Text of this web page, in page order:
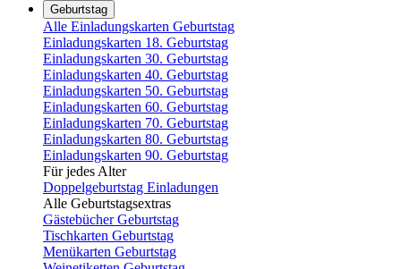
Geburtstag
Alle Einladungskarten Geburtstag
Einladungskarten 18. Geburtstag
Einladungskarten 30. Geburtstag
Einladungskarten 40. Geburtstag
Einladungskarten 50. Geburtstag
Einladungskarten 60. Geburtstag
Einladungskarten 70. Geburtstag
Einladungskarten 80. Geburtstag
Einladungskarten 90. Geburtstag
Für jedes Alter
Doppelgeburtstag Einladungen
Alle Geburtstagsextras
Gästebücher Geburtstag
Tischkarten Geburtstag
Menükarten Geburtstag